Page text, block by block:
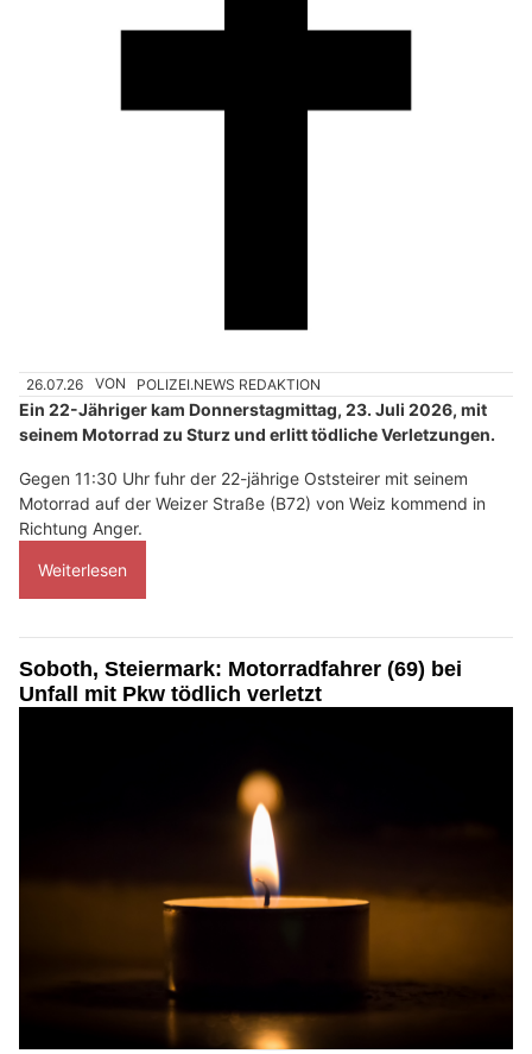
26.07.26 VON POLIZEI.NEWS REDAKTION
Ein 22-Jähriger kam Donnerstagmittag, 23. Juli 2026, mit
seinem Motorrad zu Sturz und erlitt tödliche Verletzungen.
Gegen 11:30 Uhr fuhr der 22-jährige Oststeirer mit seinem
Motorrad auf der Weizer Straße (B72) von Weiz kommend in
Richtung Anger.
Weiterlesen
Soboth, Steiermark: Motorradfahrer (69) bei
Unfall mit Pkw tödlich verletzt